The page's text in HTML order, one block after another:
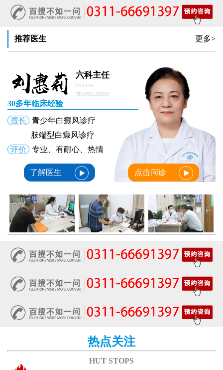
女生后腰中间长淡色斑腰部正中发白要紧吗
推荐医生 更多>
六科主任
ONLINE
TRANSLATION
30多年临床经验
擅长
青少年白癜风诊疗
肢端型白癜风诊疗
评价
专业、有耐心、热情
了解医生 点击问诊
热点关注
HUT STOPS